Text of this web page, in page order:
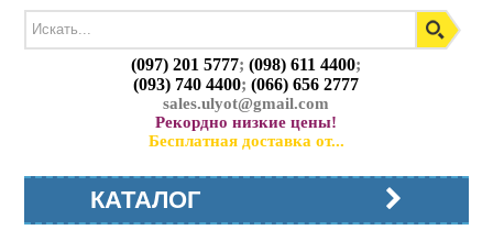
(097) 201 5777;(098) 611 4400;
(093) 740 4400;(066) 656 2777
sales.ulyot@gmail.com
Рекордно низкие цены!
Бесплатная доставка от...
КАТАЛОГ